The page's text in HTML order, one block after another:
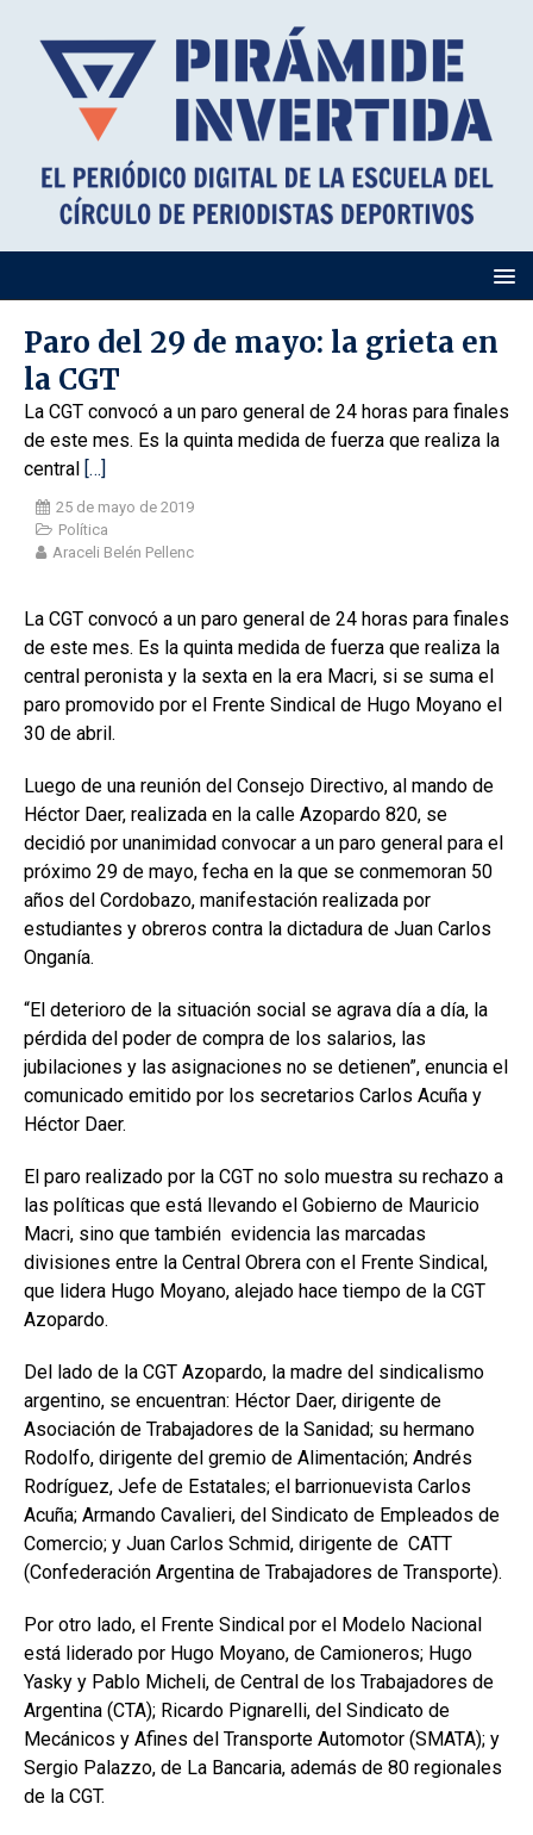
Paro del 29 de mayo: la grieta en
la CGT
La CGT convocó a un paro general de 24 horas para finales
de este mes. Es la quinta medida de fuerza que realiza la
central […]
25 de mayo de 2019
Política
Araceli Belén Pellenc
La CGT convocó a un paro general de 24 horas para finales
de este mes. Es la quinta medida de fuerza que realiza la
central peronista y la sexta en la era Macri, si se suma el
paro promovido por el Frente Sindical de Hugo Moyano el
30 de abril.
Luego de una reunión del Consejo Directivo, al mando de
Héctor Daer, realizada en la calle Azopardo 820, se
decidió por unanimidad convocar a un paro general para el
próximo 29 de mayo, fecha en la que se conmemoran 50
años del Cordobazo, manifestación realizada por
estudiantes y obreros contra la dictadura de Juan Carlos
Onganía.
“El deterioro de la situación social se agrava día a día, la
pérdida del poder de compra de los salarios, las
jubilaciones y las asignaciones no se detienen”, enuncia el
comunicado emitido por los secretarios Carlos Acuña y
Héctor Daer.
El paro realizado por la CGT no solo muestra su rechazo a
las políticas que está llevando el Gobierno de Mauricio
Macri, sino que también evidencia las marcadas
divisiones entre la Central Obrera con el Frente Sindical,
que lidera Hugo Moyano, alejado hace tiempo de la CGT
Azopardo.
Del lado de la CGT Azopardo, la madre del sindicalismo
argentino, se encuentran: Héctor Daer, dirigente de
Asociación de Trabajadores de la Sanidad; su hermano
Rodolfo, dirigente del gremio de Alimentación; Andrés
Rodríguez, Jefe de Estatales; el barrionuevista Carlos
Acuña; Armando Cavalieri, del Sindicato de Empleados de
Comercio; y Juan Carlos Schmid, dirigente de CATT
(Confederación Argentina de Trabajadores de Transporte).
Por otro lado, el Frente Sindical por el Modelo Nacional
está liderado por Hugo Moyano, de Camioneros; Hugo
Yasky y Pablo Micheli, de Central de los Trabajadores de
Argentina (CTA); Ricardo Pignarelli, del Sindicato de
Mecánicos y Afines del Transporte Automotor (SMATA); y
Sergio Palazzo, de La Bancaria, además de 80 regionales
de la CGT.